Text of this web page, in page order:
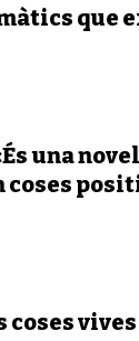
que
una
coses
coses vives